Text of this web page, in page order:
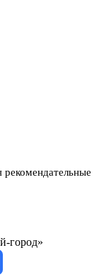
рекомендательные
город»